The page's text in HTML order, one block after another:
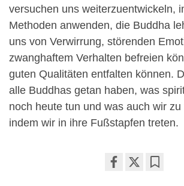
versuchen uns weiterzuentwickeln,
Methoden anwenden, die Buddha
uns von Verwirrung, störenden
zwanghaftem Verhalten befreien
guten Qualitäten entfalten können.
alle Buddhas getan haben, was
noch heute tun und was auch wir
indem wir in ihre Fußstapfen treten.